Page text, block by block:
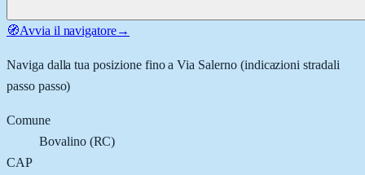
🧭Avvia il navigatore→
Naviga dalla tua posizione fino aVia Salerno(indicazioni stradali
passo passo)
Comune
Bovalino(RC)
CAP